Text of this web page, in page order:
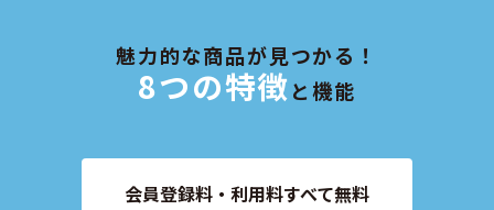
魅力的な商品が見つかる！
8つの特徴 と機能
会員登録料・利用料すべて無料